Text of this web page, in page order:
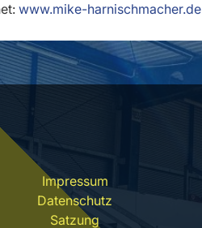
www.mike-harnischmacher.de
Impressum
Datenschutz
Satzung